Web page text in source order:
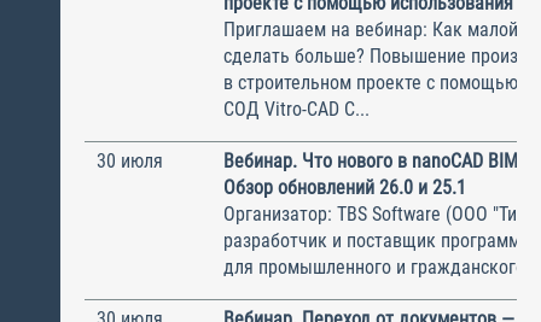
Приглашаем на вебинар: Как малой
сделать больше? Повышение
в строительном проекте с помощью
СОД Vitro-CAD С...
30 июля
Вебинар. Что нового в nanoCAD BIM
Обзор обновлений 26.0 и 25.1
Организатор: TBS Software (ООО
разработчик и поставщик
для промышленного и гражданского